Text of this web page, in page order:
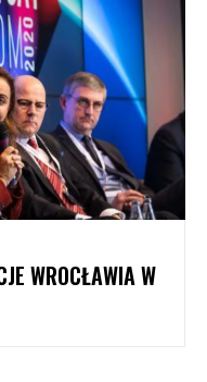
WROCŁAWIA W